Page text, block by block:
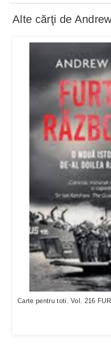
Alte cărţi de
Carte pentru toti. Vol. 216